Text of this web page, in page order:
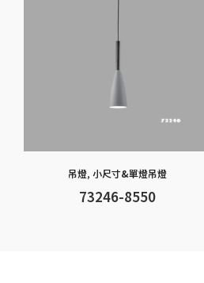
吊燈,小尺寸&單燈吊燈
73246-8550